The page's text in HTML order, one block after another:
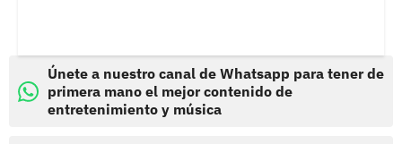
Únete a nuestro canal de Whatsapp para tener de
primera mano el mejor contenido de
entretenimiento y música